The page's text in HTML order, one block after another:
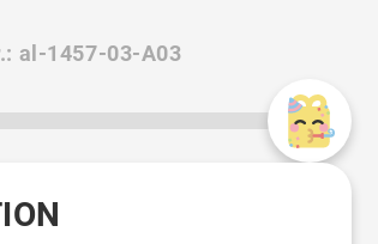
al-1457-03-A03